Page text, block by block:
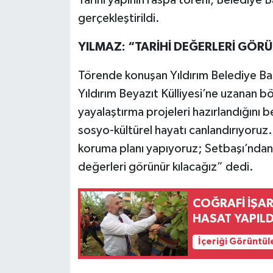
gerçekleştirildi.
YILMAZ: “TARİHİ DEĞERLERİ
Törende konuşan Yıldırım Belediye
Yıldırım Beyazıt Külliyesi’ne uzanan
yayalaştırma projeleri hazırlandığını
sosyo-kültürel hayatı canlandırıyoruz.
koruma planı yapıyoruz;
değerleri görünür kılacağız” dedi.
COĞRAFİ
HASAT
İçeriği